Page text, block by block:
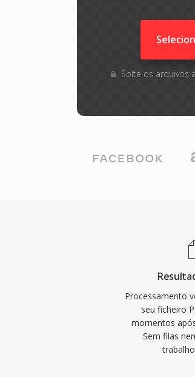
Solte os arquivos
Processamento
seu ficheiro
momentos
Sem filas